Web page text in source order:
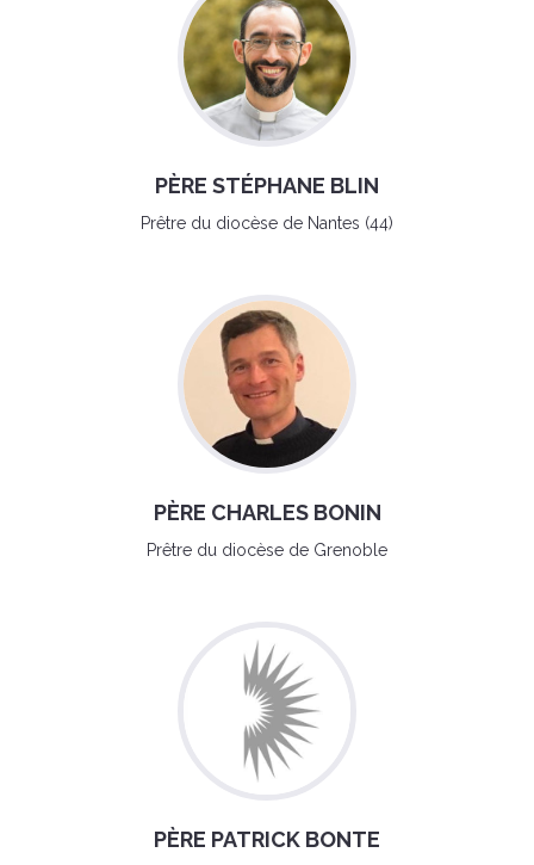
PÈRE STÉPHANE BLIN
Prêtre du diocèse de Nantes (44)
PÈRE CHARLES BONIN
Prêtre du diocèse de Grenoble
PÈRE PATRICK BONTE